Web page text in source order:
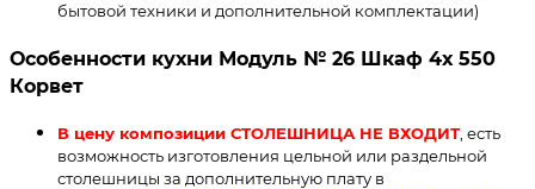
бытовой техники и дополнительной комплектации)
Особенности кухни Модуль № 26 Шкаф 4х 550
Корвет
В цену композиции СТОЛЕШНИЦА НЕ ВХОДИТ, есть
возможность изготовления цельной или раздельной
столешницы за дополнительную плату в